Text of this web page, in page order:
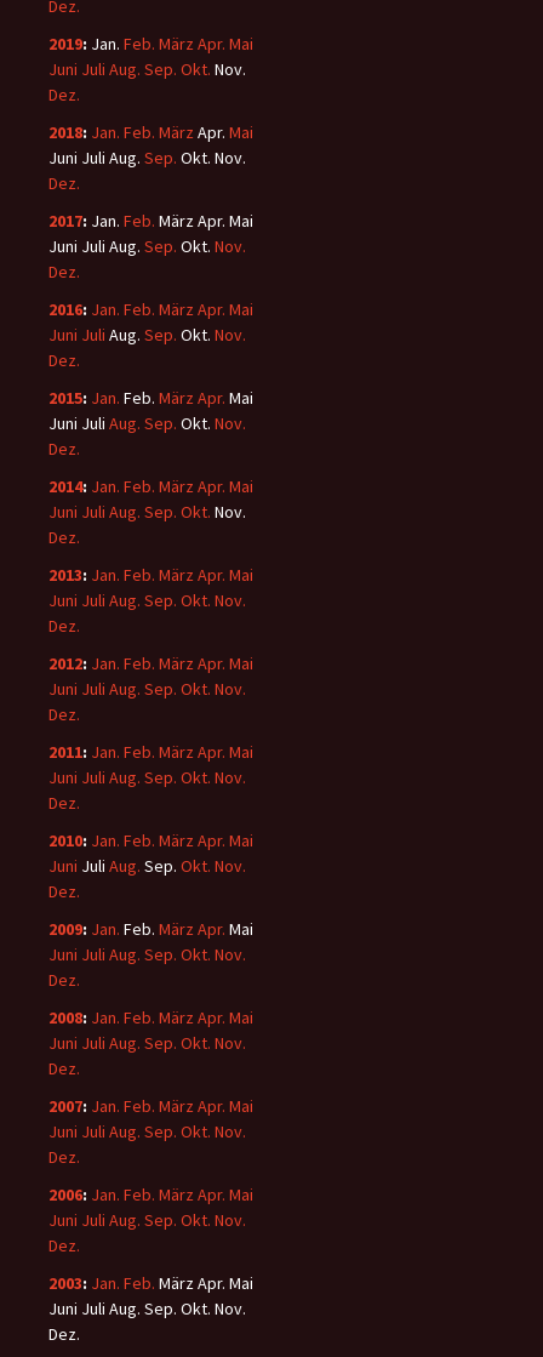
Dez.
2019: Jan. Feb. März Apr. Mai
Juni Juli Aug. Sep. Okt. Nov.
Dez.
2018: Jan. Feb. März Apr. Mai
Juni Juli Aug. Sep. Okt. Nov.
Dez.
2017: Jan. Feb. MärzApr. Mai
Juni Juli Aug. Sep. Okt. Nov.
Dez.
2016: Jan. Feb. März Apr. Mai
Juni Juli Aug. Sep. Okt. Nov.
Dez.
2015: Jan. Feb. März Apr. Mai
Juni Juli Aug. Sep. Okt. Nov.
Dez.
2014: Jan. Feb. März Apr. Mai
Juni Juli Aug. Sep. Okt. Nov.
Dez.
2013: Jan. Feb. März Apr. Mai
Juni Juli Aug. Sep. Okt. Nov.
Dez.
2012: Jan. Feb. März Apr. Mai
Juni Juli Aug. Sep. Okt. Nov.
Dez.
2011: Jan. Feb. März Apr. Mai
Juni Juli Aug. Sep. Okt. Nov.
Dez.
2010: Jan. Feb. März Apr. Mai
Juni Juli Aug. Sep. Okt. Nov.
Dez.
2009: Jan. Feb. März Apr. Mai
Juni Juli Aug. Sep. Okt. Nov.
Dez.
2008: Jan. Feb. März Apr. Mai
Juni Juli Aug. Sep. Okt. Nov.
Dez.
2007: Jan. Feb. März Apr. Mai
Juni Juli Aug. Sep. Okt. Nov.
Dez.
2006: Jan. Feb. März Apr. Mai
Juni Juli Aug. Sep. Okt. Nov.
Dez.
2003: Jan. Feb. MärzApr. Mai
Juni Juli Aug. Sep. Okt. Nov.
Dez.